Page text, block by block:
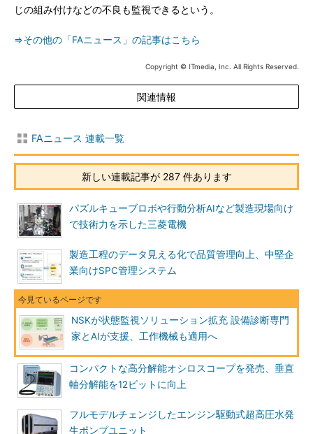
じの組み付けなどの不良も監視できるという。
⇒その他の「FAニュース」の記事はこちら
Copyright © ITmedia, Inc. All Rights Reserved.
関連情報
FAニュース 連載一覧
新しい連載記事が 287 件あります
パズルキューブロボや行動分析AIなど製造現場向け
で技術力を示した三菱電機
製造工程のデータ見える化で品質管理向上、中堅企
業向けSPC管理システム
NSKが状態監視ソリューション拡充 設備診断専門
家とAIが支援、工作機械も適用へ
コンパクトな高分解能オシロスコープを発売、垂直
軸分解能を12ビットに向上
フルモデルチェンジしたエンジン駆動式超高圧水発
生ポンプユニット